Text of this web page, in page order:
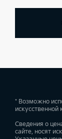
* Возможно
Сведения о
сайте, носят